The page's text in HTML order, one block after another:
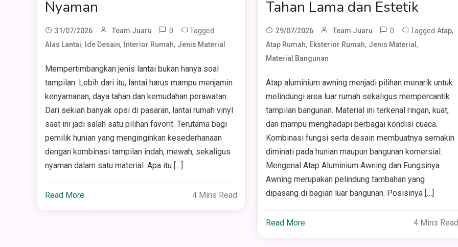
Nyaman
31/07/2026 Team Juaru 0 Tagged
Alas Lantai, Ide Desain, Interior Rumah, Jenis Material
Mempertimbangkan jenis lantai bukan hanya soal
tampilan. Lebih dari itu, lantai harus mampu menjamin
kenyamanan, daya tahan dan kemudahan perawatan.
Dari sekian banyak opsi di pasaran, lantai rumah vinyl
saat ini jadi salah satu pilihan favorit. Terutama bagi
pemilik hunian yang menginginkan kesederhanaan
dengan kombinasi tampilan indah, mewah, sekaligus
nyaman dalam satu material. Apa itu […]
Read More 4 Mins Read
Tahan Lama dan Estetik
29/07/2026 Team Juaru 0 TaggedAtap,
Atap Rumah, Eksterior Rumah, Jenis Material,
Material Bangunan
Atap aluminium awning menjadi pilihan menarik untuk
melindungi area luar rumah sekaligus mempercantik
tampilan bangunan. Material ini terkenal ringan, kuat,
dan mampu menghadapi berbagai kondisi cuaca.
Kombinasi fungsi serta desain membuatnya semakin
diminati pada hunian maupun bangunan komersial.
Mengenal Atap Aluminium Awning dan Fungsinya
Awning merupakan pelindung tambahan yang
dipasang di bagian luar bangunan. Posisinya […]
Read More 4 Mins Read